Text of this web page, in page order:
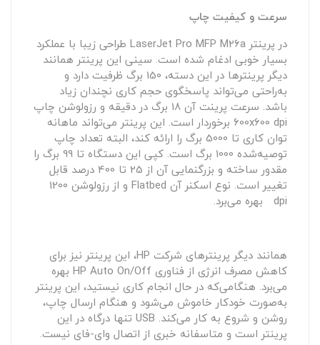
سرعت و کیفیت چاپ
در پرینتر LaserJet Pro MFP M26a طراحی زیبا با عملکرد
بسیار خوبی ادغام شده است. سینی این پرینتر همانند
دیگر پرینترها در این دسته، 150 برگ ظرفیت دارد و
به‌راحتی می‌تواند پاسخگوی حجم کاری نچندان زیاد
باشد. سرعت پرینت آن 18 برگ در دقیقه و رزولوشن چاپ
600x600 dpi برخوردار است. این پرینتر می‌تواند ماهانه
توان کاری تا 5000 برگ را ارائه کند، البته تعداد چاپ
توصیه‌شده 1000 برگ است. کپی این دستگاه تا 99 برگ را
مقدور ساخته و بزرگنمایی آن از 25 تا 400 درصد قابل
تغییر است. نوع اسکنر آن Flatbed و از رزولوشن 1200
dpi بهره می‌برد.
همانند دیگر پرینترهای شرکت HP، این پرینتر نیز برای
کاهش مصرف انرژی از فناوری HP Auto On/Off بهره
می‌برد. هنگامی‌که در حال انجام کاری نیستید، این پرینتر
به‌صورت خودکار خاموش می‌شود و هنگام ارسال چاپ،
روشن و شروع به کار می‌کند. USB تنها درگاه در این
پرینتر است و متاسفانه خبری از اتصال وای-فای نیست.